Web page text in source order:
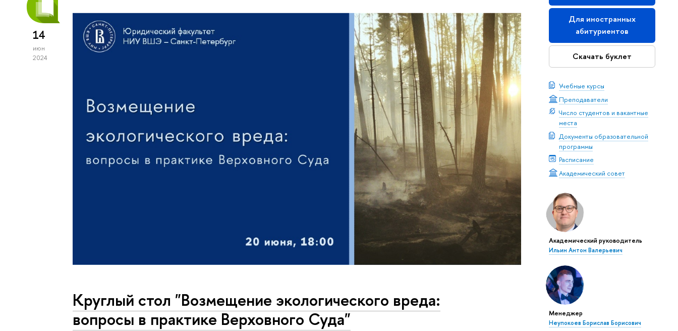
Для иностранных
абитуриентов
Скачать буклет
Учебные курсы
Преподаватели
Число студентов и вакантные
места
Документы образовательной
программы
Расписание
Академический совет
Академический руководитель
Ильин Антон Валерьевич
Менеджер
Неупокоев Борислав Борисович
14
июн
2024
Круглый стол "Возмещение экологического вреда:
вопросы в практике Верховного Суда"